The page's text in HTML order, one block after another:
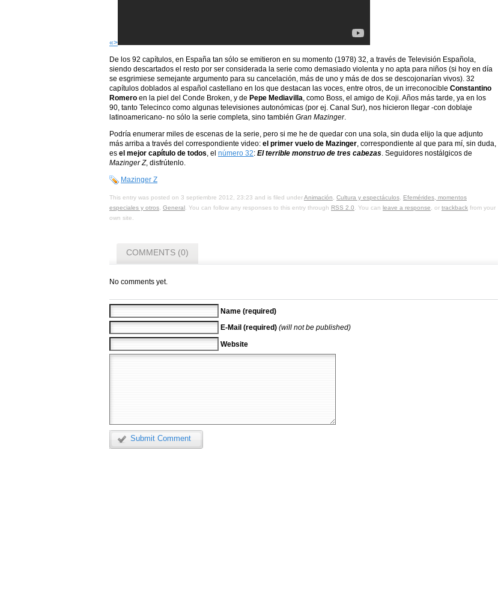
«>
De los 92 capítulos, en España tan sólo se emitieron en su momento (1978) 32, a través de Televisión Española,
siendo descartados el resto por ser considerada la serie como demasiado violenta y no apta para niños (si hoy en día
se esgrimiese semejante argumento para su cancelación, más de uno y más de dos se descojonarían vivos). 32
capítulos doblados al español castellano en los que destacan las voces, entre otros, de un irreconocible Constantino
Romero en la piel del Conde Broken, y de Pepe Mediavilla, como Boss, el amigo de Koji. Años más tarde, ya en los
90, tanto Telecinco como algunas televisiones autonómicas (por ej. Canal Sur), nos hicieron llegar -con doblaje
latinoamericano- no sólo la serie completa, sino también Gran Mazinger.
Podría enumerar miles de escenas de la serie, pero si me he de quedar con una sola, sin duda elijo la que adjunto
más arriba a través del correspondiente video: el primer vuelo de Mazinger, correspondiente al que para mí, sin duda,
es el mejor capítulo de todos, el número 32: El terrible monstruo de tres cabezas. Seguidores nostálgicos de
Mazinger Z, disfrútenlo.
Mazinger Z
This entry was posted on 3 septiembre 2012, 23:23 and is filed underAnimación Cultura y espectáculos
Efemérides, momentos
especiales y otros General . You can follow any responses to this entry through RSS 2.0 . You can leave a response , or trackback from your
own site.
COMMENTS (0)
No comments yet.
Name (required)
E-Mail (required) (will not be published)
Website
Submit Comment